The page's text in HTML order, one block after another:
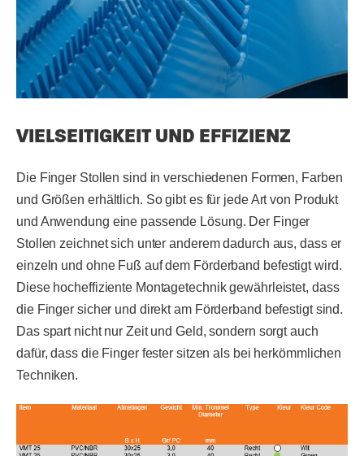
VIELSEITIGKEIT UND EFFIZIENZ
Die Finger Stollen sind in verschiedenen Formen, Farben
und Größen erhältlich. So gibt es für jede Art von Produkt
und Anwendung eine passende Lösung. Der Finger
Stollen zeichnet sich unter anderem dadurch aus, dass er
einzeln und ohne Fuß auf dem Förderband befestigt wird.
Diese hocheffiziente Montagetechnik gewährleistet, dass
die Finger sicher und direkt am Förderband befestigt sind.
Das spart nicht nur Zeit und Geld, sondern sorgt auch
dafür, dass die Finger fester sitzen als bei herkömmlichen
Techniken.